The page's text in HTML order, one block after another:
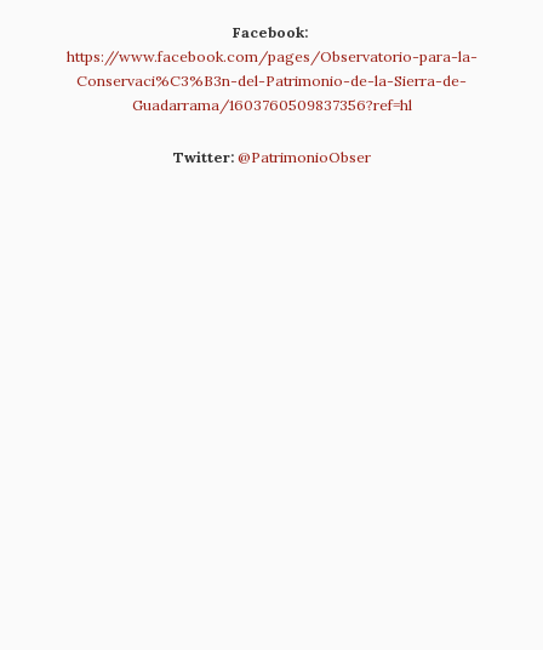
Facebook:
https://www.facebook.com/pages/Observatorio-para-la-
Conservaci%C3%B3n-del-Patrimonio-de-la-Sierra-de-
Guadarrama/1603760509837356?ref=hl
Twitter: @PatrimonioObser